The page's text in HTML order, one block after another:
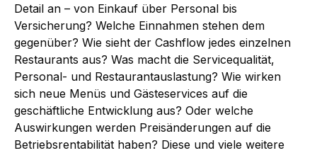
Detail an – von Einkauf über Personal bis
Versicherung? Welche Einnahmen stehen dem
gegenüber? Wie sieht der Cashflow jedes einzelnen
Restaurants aus? Was macht die Servicequalität,
Personal- und Restaurantauslastung? Wie wirken
sich neue Menüs und Gästeservices auf die
geschäftliche Entwicklung aus? Oder welche
Auswirkungen werden Preisänderungen auf die
Betriebsrentabilität haben? Diese und viele weitere